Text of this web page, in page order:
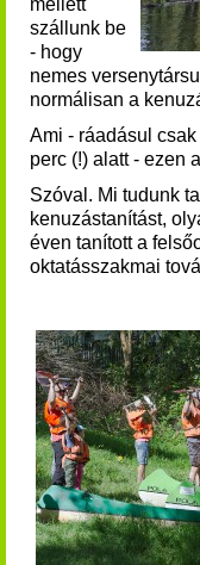
mellett
szállunk be
- hogy
nemes
normálisan a
Ami - ráadásul
perc (!) alatt - ezen
Szóval. Mi tudunk
kenuzástanítást,
éven tanított a
oktatásszakmai